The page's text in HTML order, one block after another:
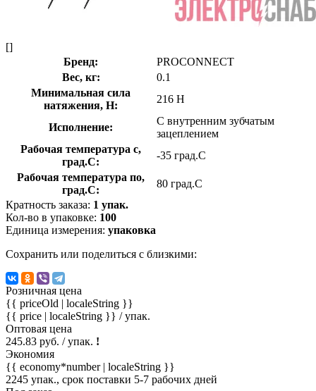
[]
Бренд:
PROCONNECT
Вес, кг:
0.1
Минимальная сила
натяжения, Н:
216 Н
Исполнение:
С внутренним зубчатым
зацеплением
Рабочая температура с,
град.C:
-35 град.C
Рабочая температура по,
град.C:
80 град.C
Кратность заказа: 1 упак.
Кол-во в упаковке: 100
Единица измерения: упаковка
Сохранить или поделиться с близкими:
Розничная цена
{{ priceOld | localeString }}
{{ price | localeString }} / упак.
Оптовая цена
245.83 руб. / упак. !
Экономия
{{ economy*number | localeString }}
2245 упак., срок поставки 5-7 рабочих дней